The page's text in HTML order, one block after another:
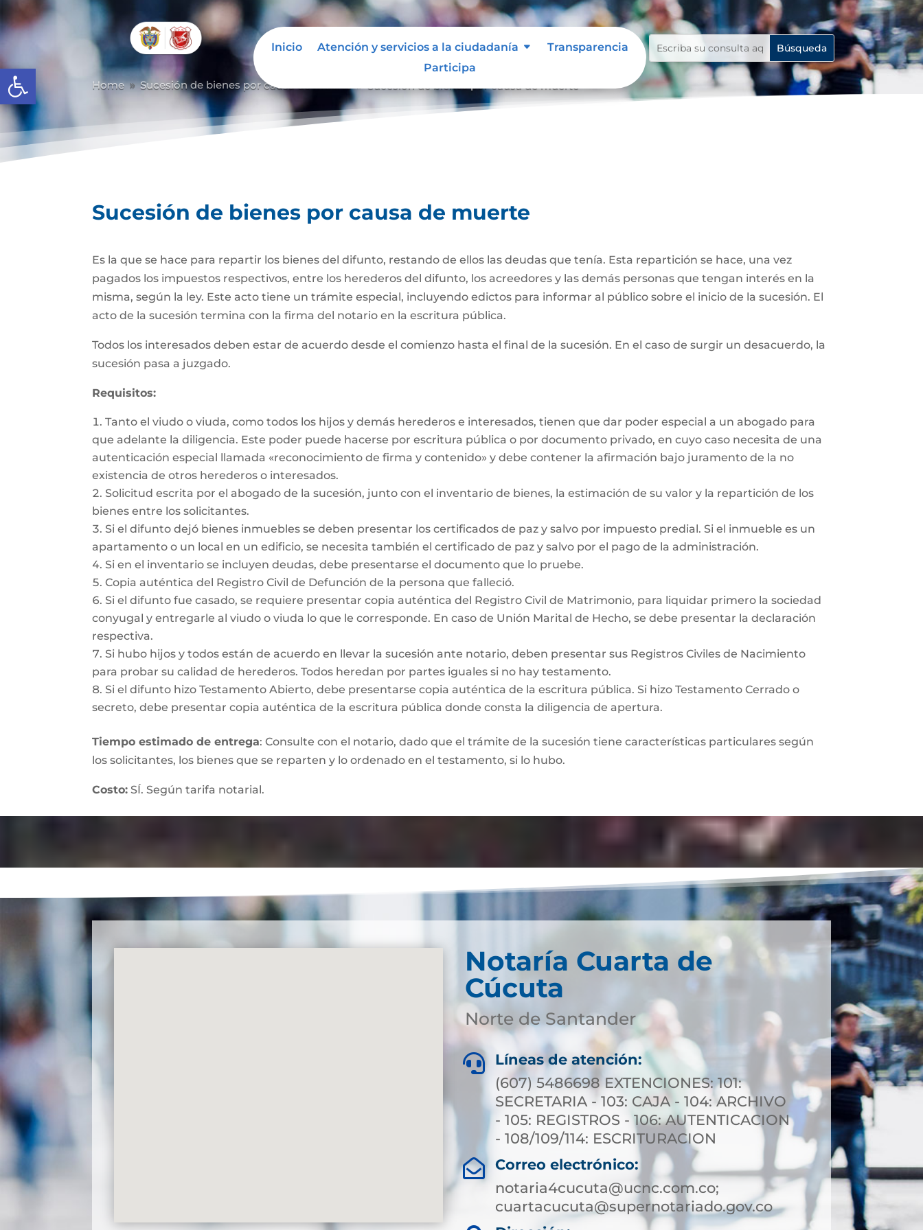
Abrir barra de herramientas
Inicio Atención y servicios a la ciudadanía
Transparencia
Participa
Home 9 Sucesión de bienes por causa de muerte
Sucesión de bienes por causa de muerte
Es la que se hace para repartir los bienes del difunto, restando de ellos las deudas que tenía. Esta repartición se hace, una vez
pagados los impuestos respectivos, entre los herederos del difunto, los acreedores y las demás personas que tengan interés en la
misma, según la ley. Este acto tiene un trámite especial, incluyendo edictos para informar al público sobre el inicio de la sucesión. El
acto de la sucesión termina con la firma del notario en la escritura pública.
Todos los interesados deben estar de acuerdo desde el comienzo hasta el final de la sucesión. En el caso de surgir un desacuerdo, la
sucesión pasa a juzgado.
Requisitos:
Tanto el viudo o viuda, como todos los hijos y demás herederos e interesados, tienen que dar poder especial a un abogado para
que adelante la diligencia. Este poder puede hacerse por escritura pública o por documento privado, en cuyo caso necesita de una
autenticación especial llamada «reconocimiento de firma y contenido» y debe contener la afirmación bajo juramento de la no
existencia de otros herederos o interesados.
Solicitud escrita por el abogado de la sucesión, junto con el inventario de bienes, la estimación de su valor y la repartición de los
bienes entre los solicitantes.
Si el difunto dejó bienes inmuebles se deben presentar los certificados de paz y salvo por impuesto predial. Si el inmueble es un
apartamento o un local en un edificio, se necesita también el certificado de paz y salvo por el pago de la administración.
Si en el inventario se incluyen deudas, debe presentarse el documento que lo pruebe.
Copia auténtica del Registro Civil de Defunción de la persona que falleció.
Si el difunto fue casado, se requiere presentar copia auténtica del Registro Civil de Matrimonio, para liquidar primero la sociedad
conyugal y entregarle al viudo o viuda lo que le corresponde. En caso de Unión Marital de Hecho, se debe presentar la declaración
respectiva.
Si hubo hijos y todos están de acuerdo en llevar la sucesión ante notario, deben presentar sus Registros Civiles de Nacimiento
para probar su calidad de herederos. Todos heredan por partes iguales si no hay testamento.
Si el difunto hizo Testamento Abierto, debe presentarse copia auténtica de la escritura pública. Si hizo Testamento Cerrado o
secreto, debe presentar copia auténtica de la escritura pública donde consta la diligencia de apertura.
Tiempo estimado de entrega: Consulte con el notario, dado que el trámite de la sucesión tiene características particulares según
los solicitantes, los bienes que se reparten y lo ordenado en el testamento, si lo hubo.
Costo: SÍ. Según tarifa notarial.
Notaría Cuarta de
Cúcuta
Norte de Santander

Líneas de atención:
(607) 5486698 EXTENCIONES: 101:
SECRETARIA - 103: CAJA - 104: ARCHIVO
- 105: REGISTROS - 106: AUTENTICACION
- 108/109/114: ESCRITURACION

Correo electrónico:
notaria4cucuta@ucnc.com.co;
cuartacucuta@supernotariado.gov.co